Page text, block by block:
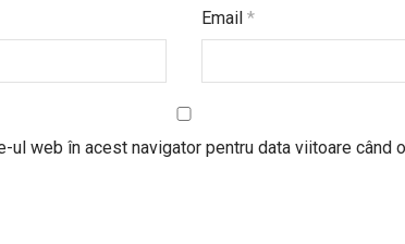
Email*
ul web în acest navigator pentru data viitoare când